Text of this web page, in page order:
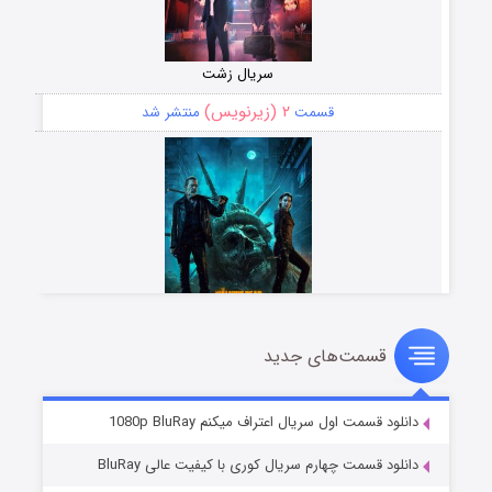
سریال زشت
قسمت ۲ (زیرنویس) منتشر شد
مردگان متحرک: شهر مرده ۳
قسمت۲ (زیرنویس) منتشر شد
قسمت‌های جدید
دانلود قسمت اول سریال اعتراف میکنم 1080p BluRay
دانلود قسمت چهارم سریال کوری با کیفیت عالی BluRay